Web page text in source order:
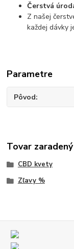
Čerstvá
Z našej
každej dávky
Parametre
Pôvod
Tovar
CBD kvety
Zľavy %